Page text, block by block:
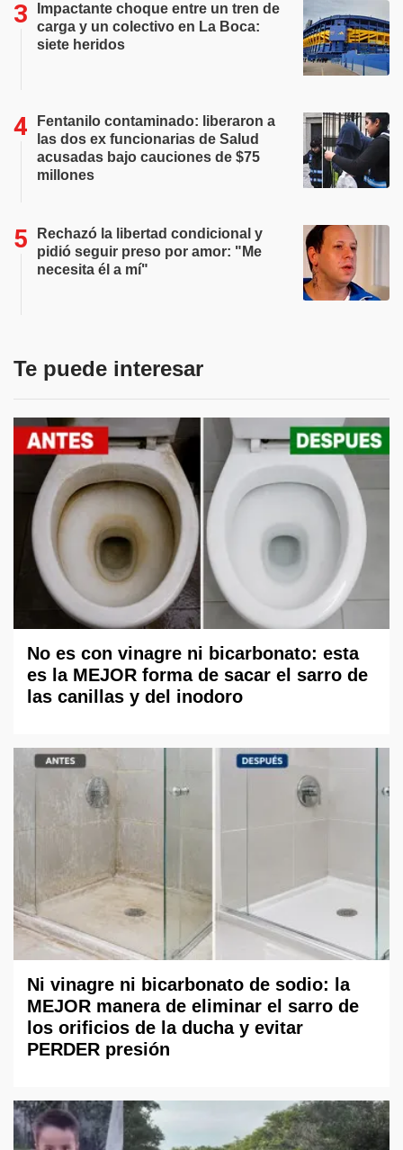
Impactante choque entre un tren de
carga y un colectivo en La Boca:
siete heridos
Fentanilo contaminado: liberaron a
las dos ex funcionarias de Salud
acusadas bajo cauciones de $75
millones
Rechazó la libertad condicional y
pidió seguir preso por amor: "Me
necesita él a mí"
Te puede interesar
No es con vinagre ni bicarbonato: esta
es la MEJOR forma de sacar el sarro de
las canillas y del inodoro
Ni vinagre ni bicarbonato de sodio: la
MEJOR manera de eliminar el sarro de
los orificios de la ducha y evitar
PERDER presión